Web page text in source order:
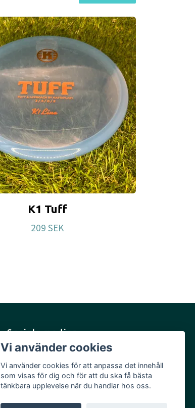
K1 Tuff
209 SEK
Sociala medier
Facebook
Instagram
YouTube
Vi använder cookies
Vi använder cookies för att anpassa det innehåll
som visas för dig och för att du ska få bästa
tänkbara upplevelse när du handlar hos oss.